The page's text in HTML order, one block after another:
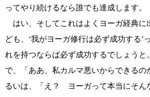
ってやり続けるなら誰でも達成します。
はい、そしてこれはよくヨーガ経典に
ども、‘我がヨーガ修行は必ず成功する’
れを持つならば必ず成功するでしょうと
で、「ああ、私カルマ悪いからできるの
るいは、「え？ ヨーガって本当にそん